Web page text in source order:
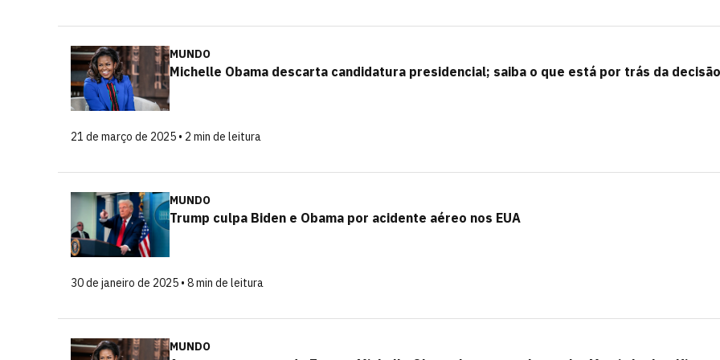
MUNDO
Michelle Obama descarta candidatura presidencial; saiba o que está por trás da decisão
21 de março de 2025 • 2 min de leitura
MUNDO
Trump culpa Biden e Obama por acidente aéreo nos EUA
30 de janeiro de 2025 • 8 min de leitura
MUNDO